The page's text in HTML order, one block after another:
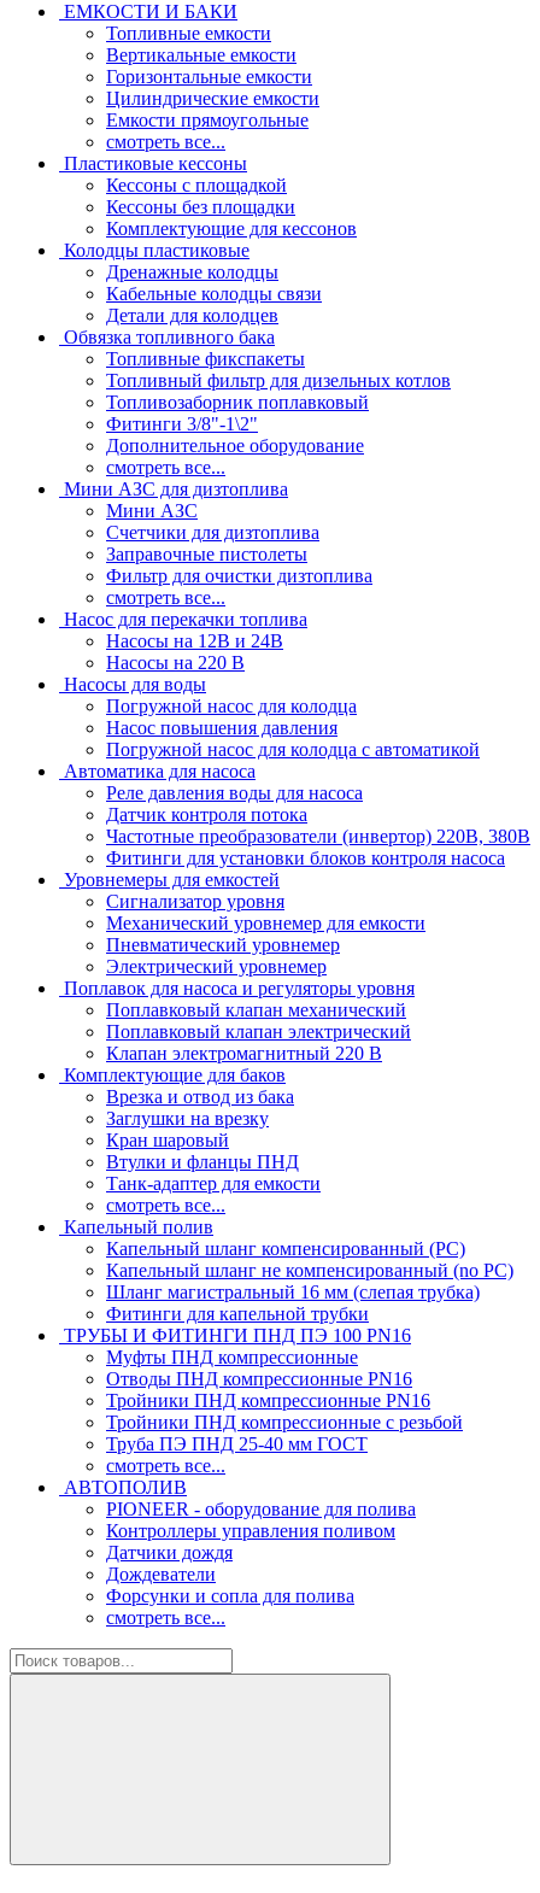
ЕМКОСТИ И БАКИ
Топливные емкости
Вертикальные емкости
Горизонтальные емкости
Цилиндрические емкости
Емкости прямоугольные
смотреть все...
Пластиковые кессоны
Кессоны с площадкой
Кессоны без площадки
Комплектующие для кессонов
Колодцы пластиковые
Дренажные колодцы
Кабельные колодцы связи
Детали для колодцев
Обвязка топливного бака
Топливные фикспакеты
Топливный фильтр для дизельных котлов
Топливозаборник поплавковый
Фитинги 3/8"-1\2"
Дополнительное оборудование
смотреть все...
Мини АЗС для дизтоплива
Мини АЗС
Счетчики для дизтоплива
Заправочные пистолеты
Фильтр для очистки дизтоплива
смотреть все...
Насос для перекачки топлива
Насосы на 12В и 24В
Насосы на 220 В
Насосы для воды
Погружной насос для колодца
Насос повышения давления
Погружной насос для колодца с автоматикой
Автоматика для насоса
Реле давления воды для насоса
Датчик контроля потока
Частотные преобразователи (инвертор) 220В, 380В
Фитинги для установки блоков контроля насоса
Уровнемеры для емкостей
Сигнализатор уровня
Механический уровнемер для емкости
Пневматический уровнемер
Электрический уровнемер
Поплавок для насоса и регуляторы уровня
Поплавковый клапан механический
Поплавковый клапан электрический
Клапан электромагнитный 220 В
Комплектующие для баков
Врезка и отвод из бака
Заглушки на врезку
Кран шаровый
Втулки и фланцы ПНД
Танк-адаптер для емкости
смотреть все...
Капельный полив
Капельный шланг компенсированный (PC)
Капельный шланг не компенсированный (no PC)
Шланг магистральный 16 мм (слепая трубка)
Фитинги для капельной трубки
ТРУБЫ И ФИТИНГИ ПНД ПЭ 100 PN16
Муфты ПНД компрессионные
Отводы ПНД компрессионные PN16
Тройники ПНД компрессионные PN16
Тройники ПНД компрессионные с резьбой
Труба ПЭ ПНД 25-40 мм ГОСТ
смотреть все...
АВТОПОЛИВ
PIONEER - оборудование для полива
Контроллеры управления поливом
Датчики дождя
Дождеватели
Форсунки и сопла для полива
смотреть все...